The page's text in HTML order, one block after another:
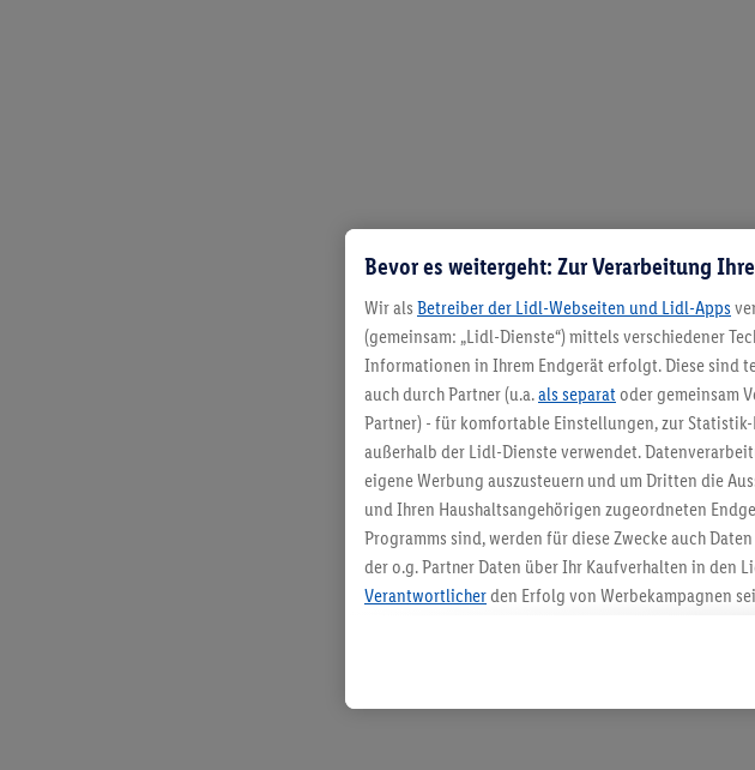
Bevor es weitergeht: Zur Verarbeitung
Wir als Betreiber der Lidl-Webseiten und Lidl-Apps
(gemeinsam: „Lidl-Dienste“) mittels verschiedener
Informationen in Ihrem Endgerät erfolgt. Diese sind
auch durch Partner (u.a.als separat oder gemeinsam
Partner) - für komfortable Einstellungen, zur
außerhalb der Lidl-Dienste verwendet.
eigene Werbung auszusteuern und um Dritten die
und Ihren Haushaltsangehörigen zugeordneten
Programms sind, werden für diese Zwecke auch
der o.g. Partner Daten über Ihr Kaufverhalten in den
Verantwortlicherden Erfolg von Werbekampagnen
angereicherten Profilen. Dies umfasst die
Kaufverhalten in den Lidl-Diensten, Informationen
genauen Standortdaten) auch über verschiedene
und/ oder dem Zugriff auf Informationen auf Ihren